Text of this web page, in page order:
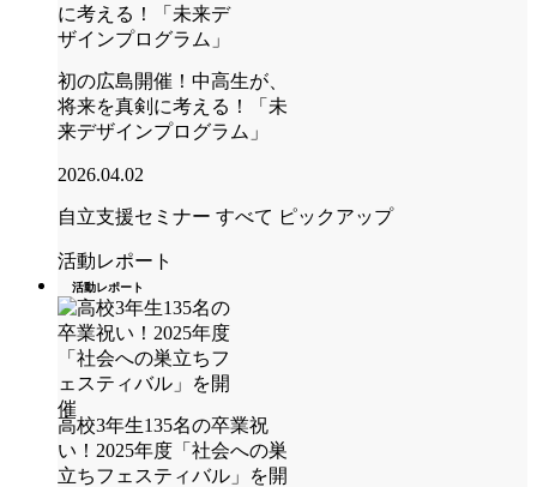
初の広島開催！中高生が、
将来を真剣に考える！「未
来デザインプログラム」
2026.04.02
自立支援セミナー すべて ピックアップ
活動レポート
活動レポート
高校3年生135名の卒業祝
い！2025年度「社会への巣
立ちフェスティバル」を開